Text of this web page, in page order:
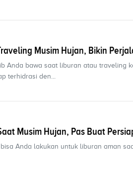
Musim Hujan, Bikin
Anda bawa saat liburan atau traveling
terhidrasi den...
Musim Hujan, Pas Buat
Anda lakukan untuk liburan aman